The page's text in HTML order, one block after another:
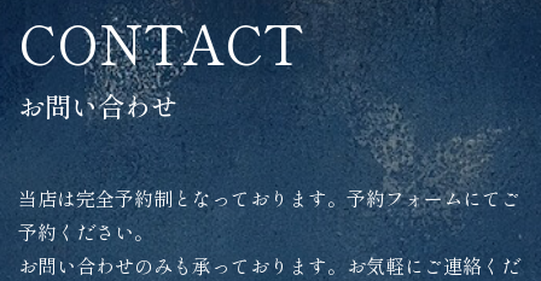
CONTACT
お問い合わせ
当店は完全予約制となっております。予約フォームにてご
予約ください。
お問い合わせのみも承っております。お気軽にご連絡くだ